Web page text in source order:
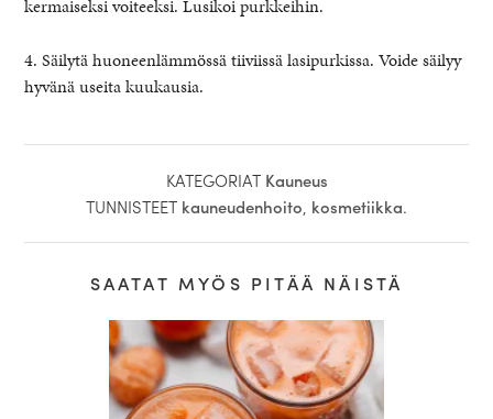
kermaiseksi voiteeksi. Lusikoi purkkeihin.
4. Säilytä huoneenlämmössä tiiviissä lasipurkissa. Voide säilyy
hyvänä useita kuukausia.
KATEGORIAT Kauneus
TUNNISTEET kauneudenhoito, kosmetiikka.
SAATAT MYÖS PITÄÄ NÄISTÄ